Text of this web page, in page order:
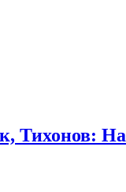
Тихонов: